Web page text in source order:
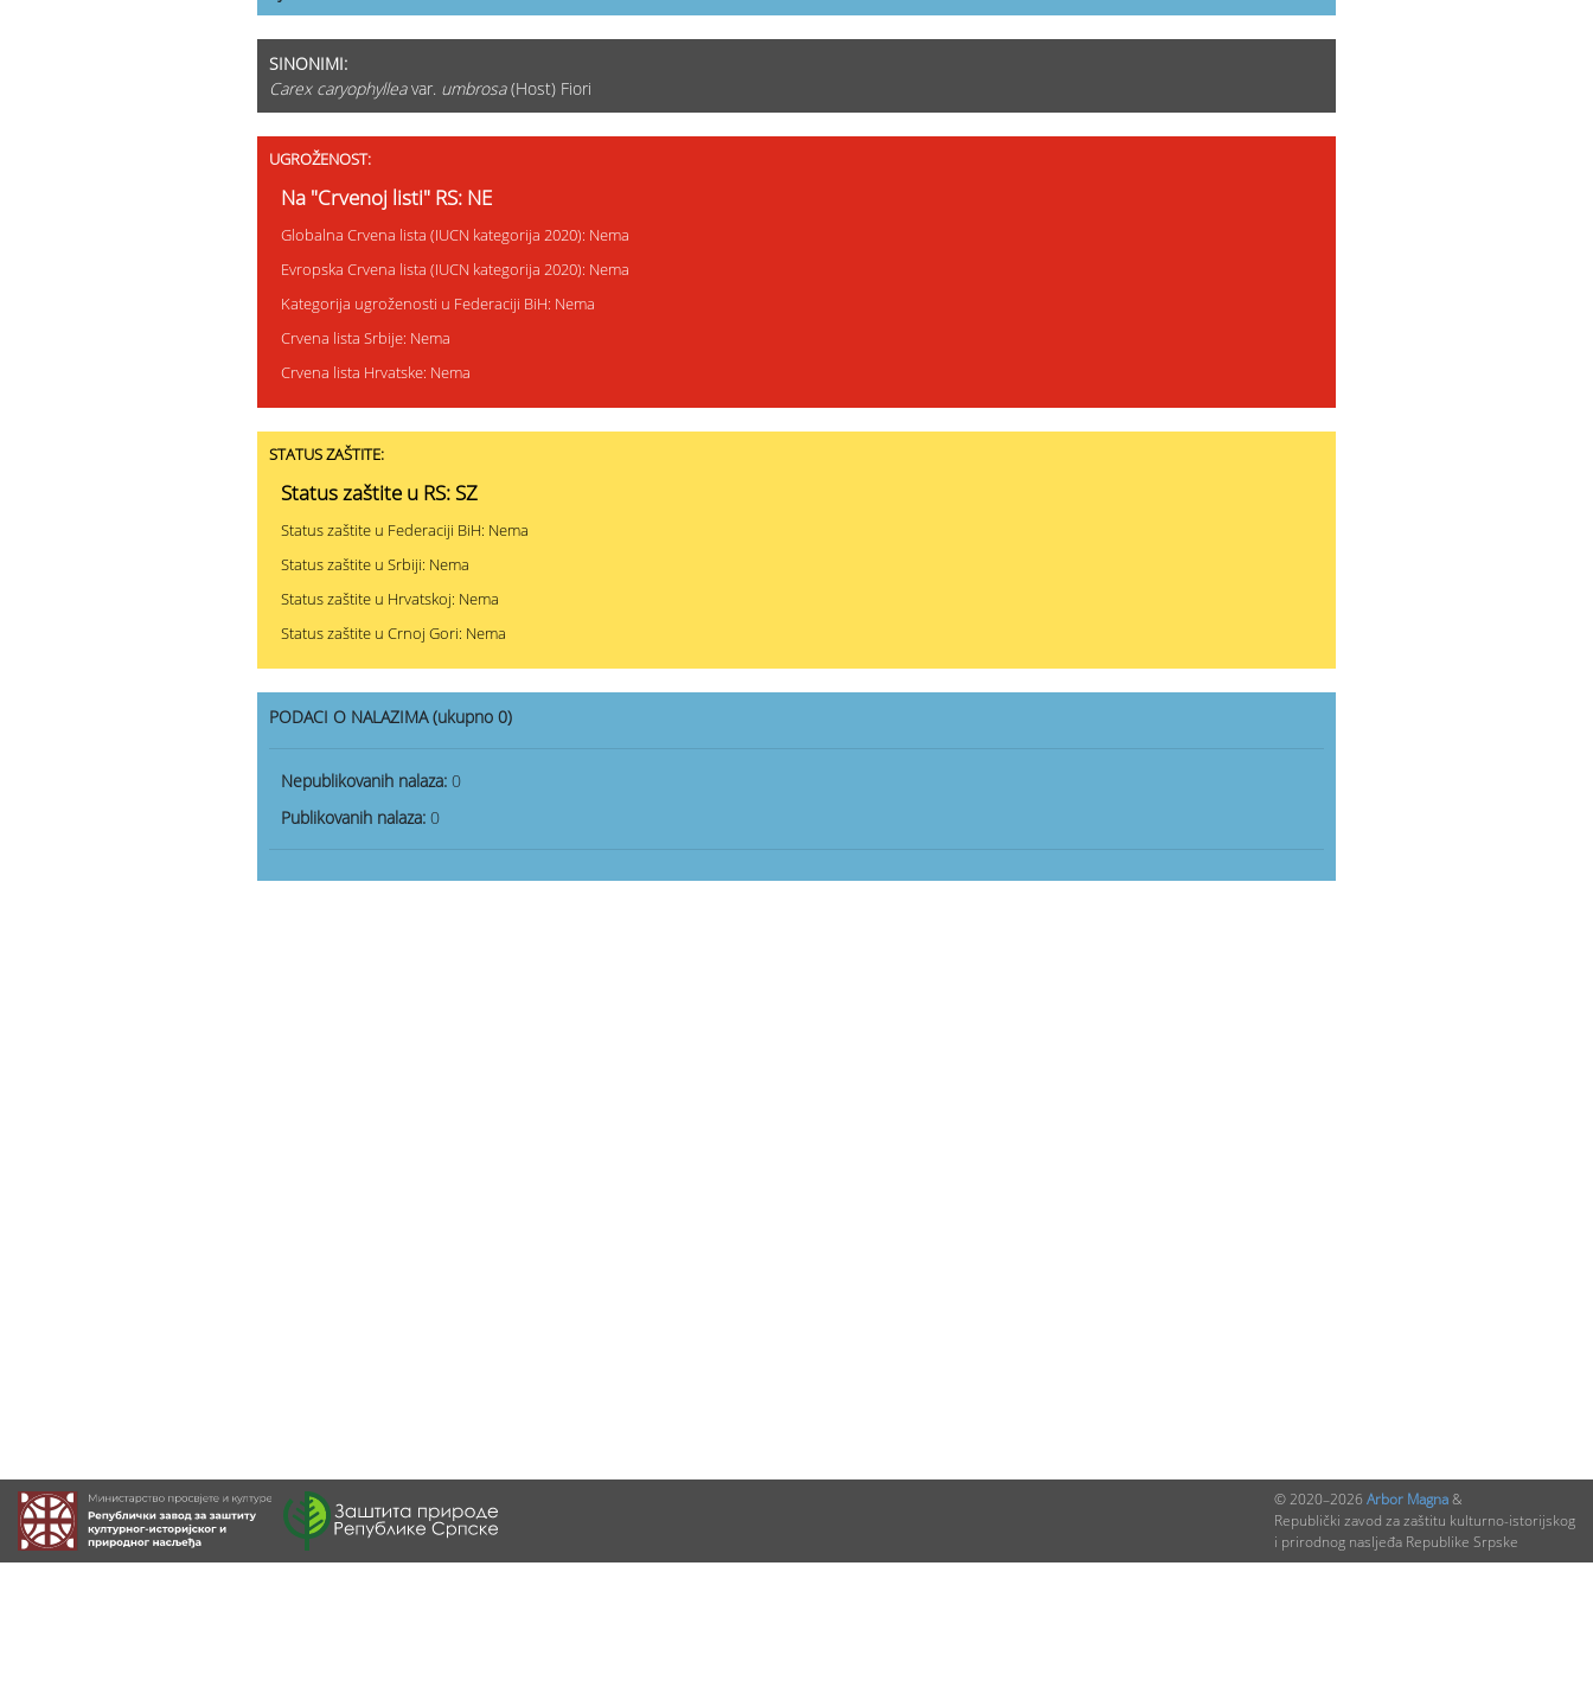
SINONIMI:
Carex caryophylleavar. umbrosa(Host) Fiori
UGROŽENOST:
Na "Crvenoj listi" RS: NE
Globalna Crvena lista (IUCN kategorija 2020): Nema
Evropska Crvena lista (IUCN kategorija 2020): Nema
Kategorija ugroženosti u Federaciji BiH: Nema
Crvena lista Srbije: Nema
Crvena lista Hrvatske: Nema
STATUS ZAŠTITE:
Status zaštite u RS: SZ
Status zaštite u Federaciji BiH: Nema
Status zaštite u Srbiji: Nema
Status zaštite u Hrvatskoj: Nema
Status zaštite u Crnoj Gori: Nema
PODACI O NALAZIMA (ukupno 0)
Nepublikovanih nalaza: 0
Publikovanih nalaza: 0
© 2020–2026 Arbor Magna&
Republički zavod za zaštitu kulturno-istorijskog
i prirodnog nasljeđa Republike Srpske